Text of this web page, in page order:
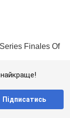
найкраще!
Підписатись